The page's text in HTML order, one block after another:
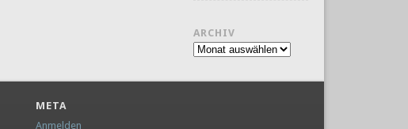
ARCHIV
Archiv
META
Anmelden